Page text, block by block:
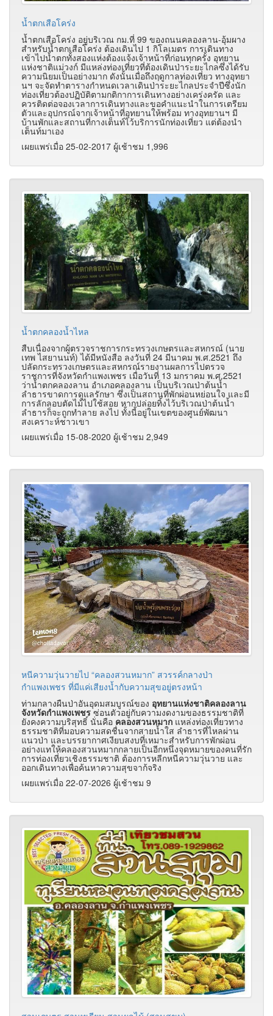
น้ำตกเสือโคร่ง
น้ำตกเสือโคร่ง อยู่บริเวณ กม.ที่ 99 ของถนนคลองลาน-อุ้มผาง
สำหรับน้ำตกเสือโคร่ง ต้องเดินไป 1 กิโลเมตร การเดินทาง
เข้าไปน้ำตกทั้งสองแห่งต้องแจ้งเจ้าหน้าที่ก่อนทุกครั้ง อุทยาน
แห่งชาติแม่วงก์ มีแหล่งท่องเที่ยวที่ต้องเดินป่าระยะไกลซึ่งได้รับ
ความนิยมเป็นอย่างมาก ดังนั้นเมื่อถึงฤดูกาลท่องเที่ยว ทางอุทยา
นฯ จะจัดทำตารางกำหนดเวลาเดินป่าระยะไกลประจำปีซึ่งนัก
ท่องเที่ยวต้องปฏิบัติตามกติกาการเดินทางอย่างเคร่งครัด และ
ควรติดต่อจองเวลาการเดินทางและขอคำแนะนำในการเตรียม
ตัวและอุปกรณ์จากเจ้าหน้าที่อุทยานให้พร้อม ทางอุทยานฯ มี
บ้านพักและสถานที่กางเต็นท์ไว้บริการนักท่องเที่ยว แต่ต้องนำ
เต็นท์มาเอง
เผยแพร่เมื่อ 25-02-2017 ผู้เช้าชม 1,996
น้ำตกคลองน้ำไหล
สืบเนื่องจากผู้ตรวจราชการกระทรวงเกษตรและสหกรณ์ (นาย
เทพ ไสยานนท์) ได้มีหนังสือ ลงวันที่ 24 มีนาคม พ.ศ.2521 ถึง
ปลัดกระทรวงเกษตรและสหกรณ์รายงานผลการไปตรวจ
ราชการที่จังหวัดกำแพงเพชร เมื่อวันที่ 13 มกราคม พ.ศ.2521
ว่าน้ำตกคลองลาน อำเภอคลองลาน เป็นบริเวณป่าต้นน้ำ
ลำธารขาดการดูแลรักษา ซึ่งเป็นสถานที่พักผ่อนหย่อนใจ และมี
การลักลอบตัดไม้ไปใช้สอย หากปล่อยทิ้งไว้บริเวณป่าต้นน้ำ
ลำธารก็จะถูกทำลาย ลงไป ทั้งนี้อยู่ในเขตของศูนย์พัฒนา
สงเคราะห์ชาวเขา
เผยแพร่เมื่อ 15-08-2020 ผู้เช้าชม 2,949
หนีความวุ่นวายไป “คลองสวนหมาก” สวรรค์กลางป่า
กำแพงเพชร ที่มีแค่เสียงน้ำกับความสุขอยู่ตรงหน้า
ท่ามกลางผืนป่าอันอุดมสมบูรณ์ของ อุทยานแห่งชาติคลองลาน
จังหวัดกำแพงเพชรซ่อนตัวอยู่กับความงดงามของธรรมชาติที่
ยังคงความบริสุทธิ์ นั่นคือ คลองสวนหมาก แหล่งท่องเที่ยวทาง
ธรรมชาติที่มอบความสดชื่นจากสายน้ำใส ลำธารที่ไหลผ่าน
แนวป่า และบรรยากาศเงียบสงบที่เหมาะสำหรับการพักผ่อน
อย่างแทให้คลองสวนหมากกลายเป็นอีกหนึ่งจุดหมายของคนที่รัก
การท่องเที่ยวเชิงธรรมชาติ ต้องการหลีกหนีความวุ่นวาย และ
ออกเดินทางเพื่อค้นหาความสุขจาก้จริง
เผยแพร่เมื่อ 22-07-2026 ผู้เช้าชม 9